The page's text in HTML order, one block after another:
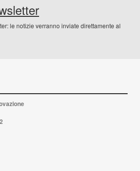
le notizie verranno inviate direttamente al